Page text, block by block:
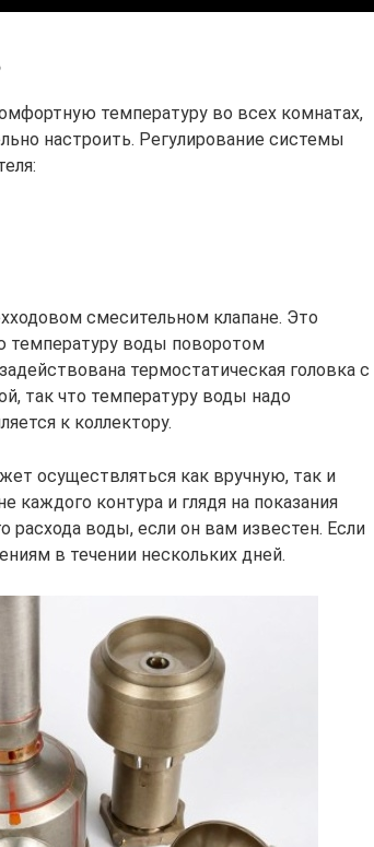
температуру во всех комнатах,
настроить. Регулирование системы
смесительном клапане. Это
температуру воды поворотом
термостатическая головка с
так что температуру воды надо
к коллектору.
осуществляться как вручную, так и
каждого контура и глядя на показания
расхода воды, если он вам известен. Если
в течении нескольких дней.